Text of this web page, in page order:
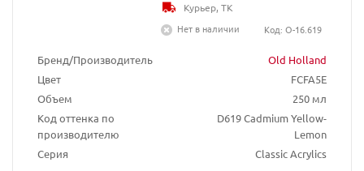
Бренд/Производитель
Old Holland
Цвет
FCFA5E
Объем
250 мл
Код оттенка по
производителю
D619 Cadmium Yellow-
Lemon
Серия
Classic Acrylics
Курьер, ТК
Нет в наличии
Код: O-16.619